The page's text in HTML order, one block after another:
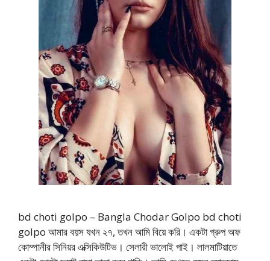
bd choti golpo – Bangla Chodar Golpo bd choti
golpo আমার বয়স যখন ২৭, তখন আমি বিয়ে করি। একটা গ্রুপ অফ
কোম্পানীর সিনিয়র এক্সিকিউটিভ। সেলারী ভালোই পাই। লালমাটিয়াতে